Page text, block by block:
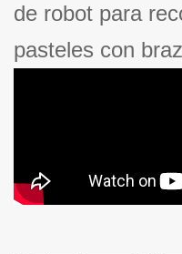
de robot para
pasteles con